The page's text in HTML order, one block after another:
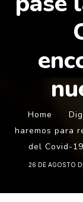
Home
haremos para
del Covid-
26 DE AGOSTO